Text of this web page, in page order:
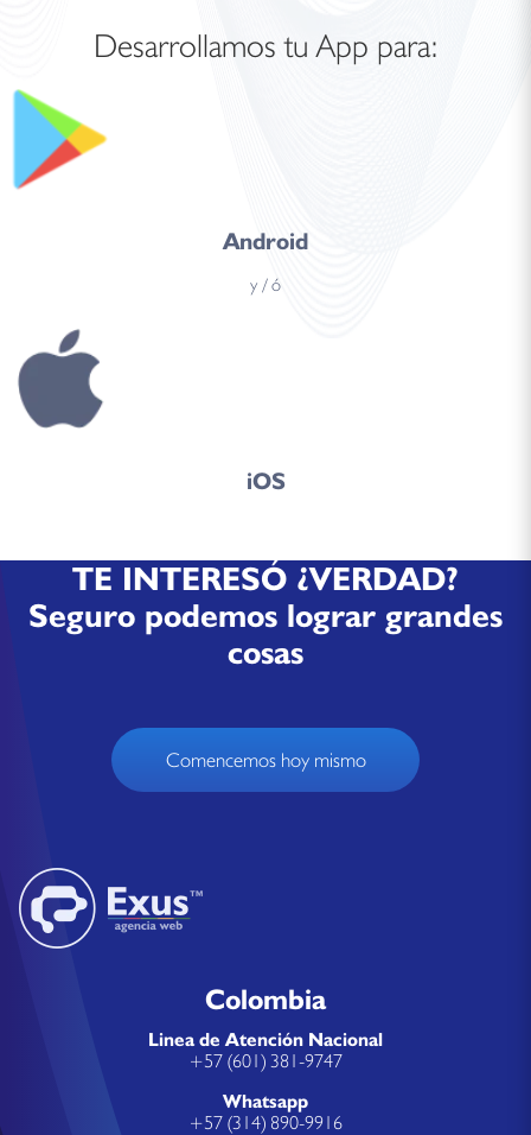
Desarrollamos tu App para:
Android
y / ó
iOS
TE INTERESÓ ¿VERDAD?
Seguro podemos lograr grandes
cosas
Comencemos hoy mismo
Colombia
Linea de Atención Nacional
+57 (601) 381-9747
Whatsapp
+57 (314) 890-9916